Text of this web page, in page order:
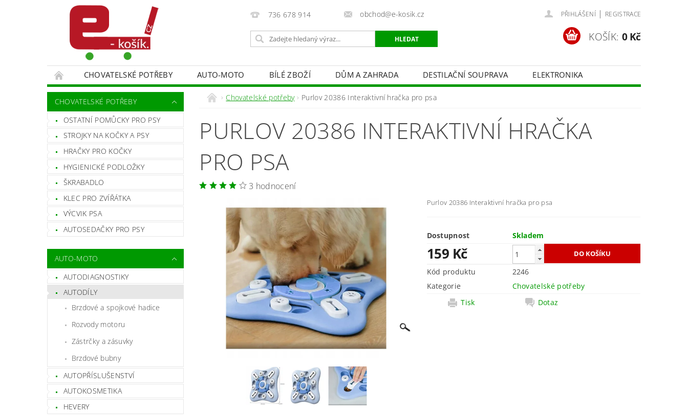
736 678 914 obchod@e-kosik.cz PŘIHLÁŠENÍ | REGISTRACE
KOŠÍK: 0 Kč
CHOVATELSKÉ POTŘEBY AUTO-MOTO BÍLÉ ZBOŽÍ DŮM A ZAHRADA DESTILAČNÍ SOUPRAVA
ELEKTRONIKA
MALÍŘSKÉ NÁŘADÍ DOPLŇKY
MONITOROVACÍ TECHNIKA A ALARMY OSVĚTLENÍ
SPORT A TURISTIKA
DĚTSKÉ ZBOŽÍ
CHOVATELSKÉ POTŘEBY
OSTATNÍ POMŮCKY PRO PSY
STROJKY NA KOČKY A PSY
HRAČKY PRO KOČKY
HYGIENICKÉ PODLOŽKY
ŠKRABADLO
KLEC PRO ZVÍŘÁTKA
VÝCVIK PSA
AUTOSEDAČKY PRO PSY
AUTO-MOTO
AUTODIAGNOSTIKY
AUTODÍLY
Brzdové a spojkové hadice
Rozvody motoru
Zástrčky a zásuvky
Brzdové bubny
AUTOPŘÍSLUŠENSTVÍ
AUTOKOSMETIKA
HEVERY
Chovatelské potřeby Purlov 20386 Interaktivní hračka pro psa
PURLOV 20386 INTERAKTIVNÍ HRAČKA
PRO PSA
3 hodnocení
Purlov 20386 Interaktivní hračka pro psa
Dostupnost Skladem
159 Kč
Kód produktu
2246
Kategorie
Chovatelské potřeby
Tisk
Dotaz